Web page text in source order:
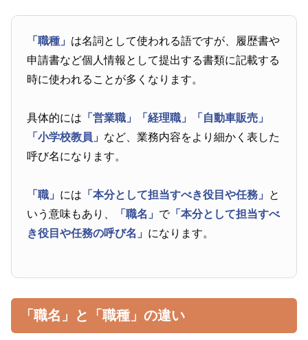
「職種」 は名詞として使われる語ですが、履歴書や
申請書など個人情報として提出する書類に記載する
時に使われることが多くなります。
具体的には 「営業職」 「経理職」
「自動車販売」
「小学校教員」 など、業務内容をより細かく表した
呼び名になります。
「職」 には 「本分として担当すべき役目や任務」 と
いう意味もあり、
「職名」 で「本分として担当すべ
き役目や任務の呼び名」 になります。
「職名」と「職種」の違い